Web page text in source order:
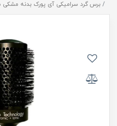
برس گرد سرامیکی آی پورک بدنه مشکی